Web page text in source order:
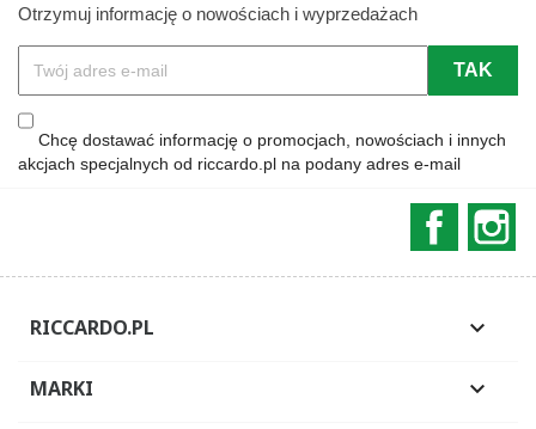
Otrzymuj informację o nowościach i wyprzedażach
Chcę dostawać informację o promocjach, nowościach i innych
akcjach specjalnych od riccardo.pl na podany adres e-mail
RICCARDO.PL 
MARKI 